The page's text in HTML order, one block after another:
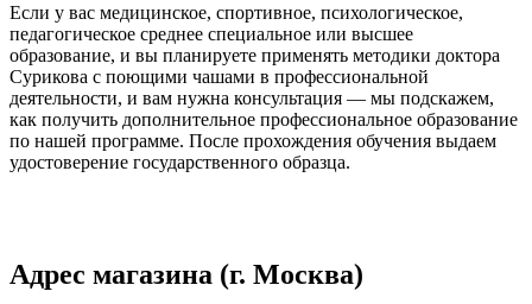
Если у вас медицинское, спортивное, психологическое,
педагогическое среднее специальное или высшее
образование, и вы планируете применять методики доктора
Сурикова с поющими чашами в профессиональной
деятельности, и вам нужна консультация — мы подскажем,
как получить дополнительное профессиональное образование
по нашей программе. После прохождения обучения выдаем
удостоверение государственного образца.
Адрес магазина (г. Москва)